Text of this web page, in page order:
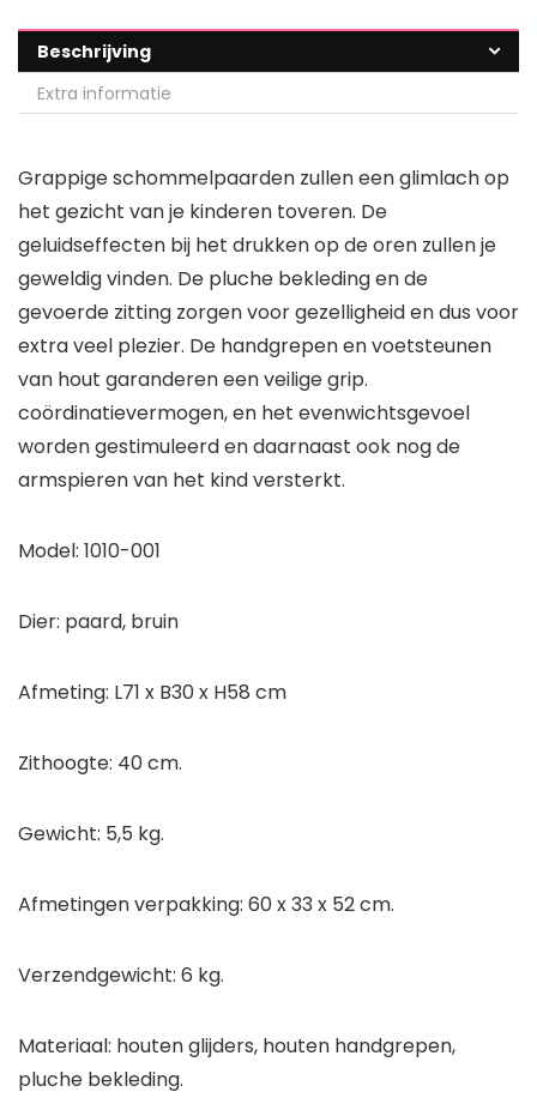
Beschrijving
Extra informatie
Grappige schommelpaarden zullen een glimlach op
het gezicht van je kinderen toveren. De
geluidseffecten bij het drukken op de oren zullen je
geweldig vinden. De pluche bekleding en de
gevoerde zitting zorgen voor gezelligheid en dus voor
extra veel plezier. De handgrepen en voetsteunen
van hout garanderen een veilige grip.
coördinatievermogen, en het evenwichtsgevoel
worden gestimuleerd en daarnaast ook nog de
armspieren van het kind versterkt.
Model: 1010-001
Dier: paard, bruin
Afmeting: L71 x B30 x H58 cm
Zithoogte: 40 cm.
Gewicht: 5,5 kg.
Afmetingen verpakking: 60 x 33 x 52 cm.
Verzendgewicht: 6 kg.
Materiaal: houten glijders, houten handgrepen,
pluche bekleding.